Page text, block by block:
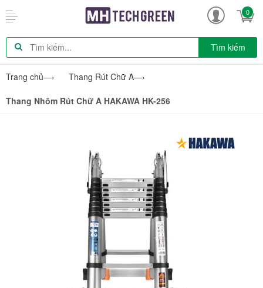
0
Tìm kiếm
Trang chủ—› Thang Rút Chữ A—›
Thang Nhôm Rút Chữ A HAKAWA HK-256